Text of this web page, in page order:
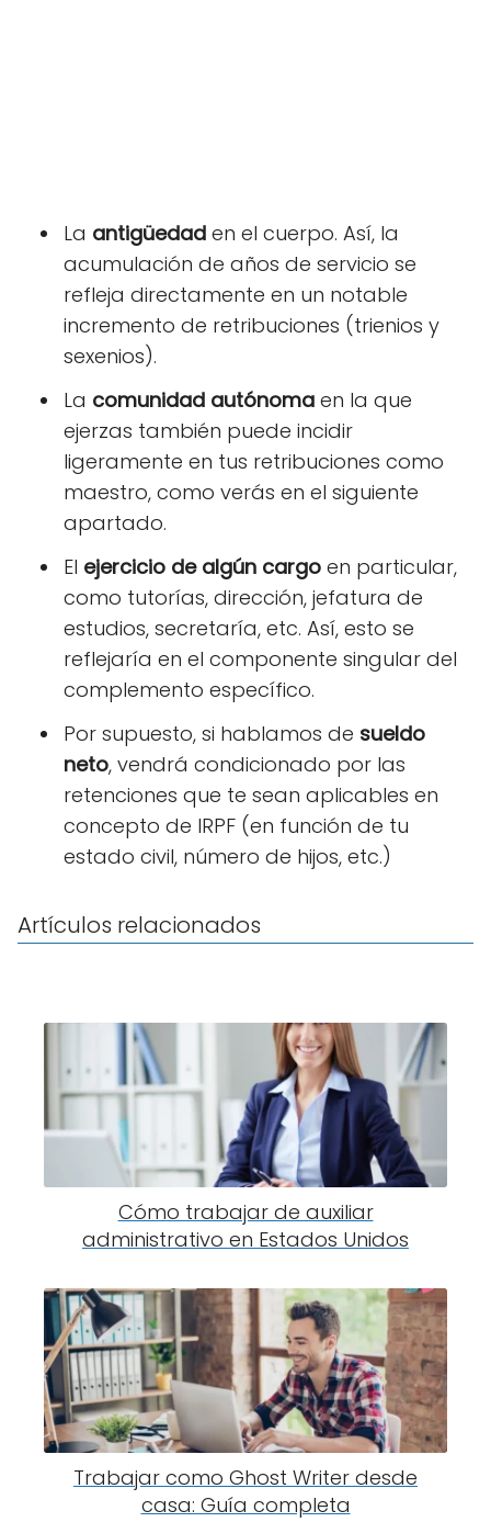
La antigüedad en el cuerpo. Así, la
acumulación de años de servicio se
refleja directamente en un notable
incremento de retribuciones (trienios y
sexenios).
La comunidad autónoma en la que
ejerzas también puede incidir
ligeramente en tus retribuciones como
maestro, como verás en el siguiente
apartado.
El ejercicio de algún cargo en particular,
como tutorías, dirección, jefatura de
estudios, secretaría, etc. Así, esto se
reflejaría en el componente singular del
complemento específico.
Por supuesto, si hablamos de sueldo
neto, vendrá condicionado por las
retenciones que te sean aplicables en
concepto de IRPF (en función de tu
estado civil, número de hijos, etc.)
Artículos relacionados
Cómo trabajar de auxiliar
administrativo en Estados Unidos
Trabajar como Ghost Writer desde
casa: Guía completa